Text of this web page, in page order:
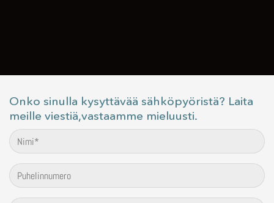
Onko sinulla kysyttävää sähköpyöristä? Laita
meille viestiä,vastaamme mieluusti.